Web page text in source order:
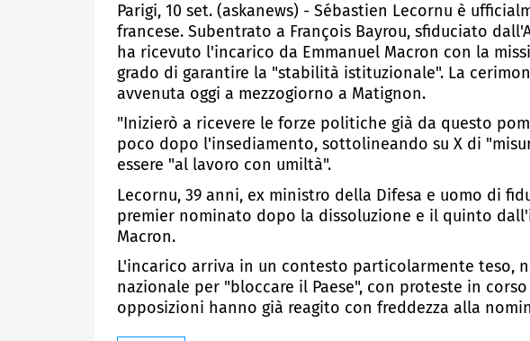
Parigi, 10 set. (askanews) - Sébastien Lecornu è
francese. Subentrato a François Bayrou, sfiduciato
ha ricevuto l'incarico da Emmanuel Macron con la
grado di garantire la "stabilità istituzionale". La
avvenuta oggi a mezzogiorno a Matignon.
"Inizierò a ricevere le forze politiche già da questo
poco dopo l'insediamento, sottolineando su X di
essere "al lavoro con umiltà".
Lecornu, 39 anni, ex ministro della Difesa e uomo di
premier nominato dopo la dissoluzione e il quinto
Macron.
L'incarico arriva in un contesto particolarmente teso,
nazionale per "bloccare il Paese", con proteste in
opposizioni hanno già reagito con freddezza alla